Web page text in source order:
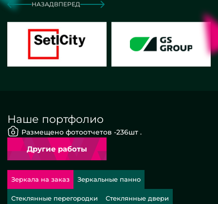
НАЗАДВПЕРЕД
Наше портфолио
Размещено фотоотчетов -236шт .
Другие работы
Зеркала на заказ Зеркальные панно
Стеклянные перегородки Стеклянные двери